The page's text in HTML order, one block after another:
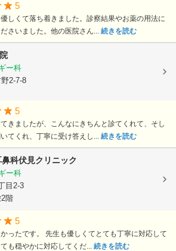
5
しくて落ち着きました。診察結果やお薬の用法に
さいました。他の医院さん... 続きを読む
ー科
2-7-8
5
きましたが、こんなにきちんと診てくれて、そし
てくれ、丁寧に受け答えし... 続きを読む
鼻科伏見クリニック
ー科
目2-3
階
5
ったです。 先生も優しくてとても丁寧に対応して
も穏やかに対応してくだ... 続きを読む